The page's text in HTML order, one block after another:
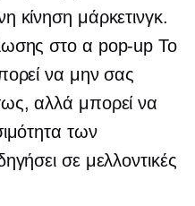
κίνηση μάρκετινγκ.
στο α pop-up Το
να μην σας
αλλά μπορεί να
των
σε μελλοντικές